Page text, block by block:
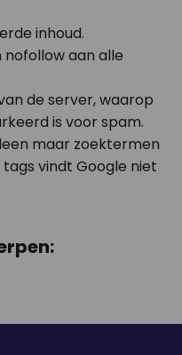
inhoud.
aan alle
de server, waarop
is voor spam.
maar zoektermen
vindt Google niet